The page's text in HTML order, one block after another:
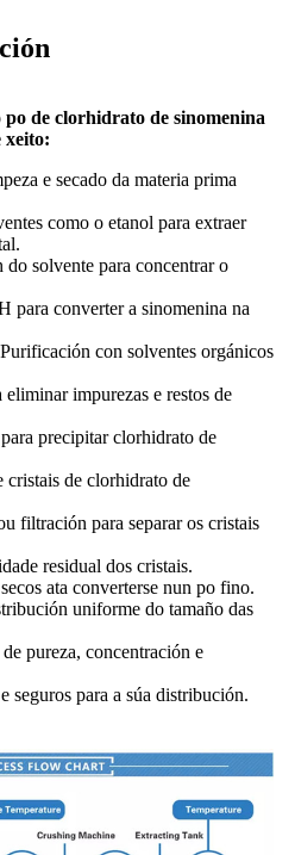
de clorhidrato de sinomenina
xeito:
e secado da materia prima
como o etanol para extraer
do solvente para concentrar o
para converter a sinomenina na
Purificación con solventes orgánicos
impurezas e restos de
precipitar clorhidrato de
cristais de clorhidrato de
filtración para separar os cristais
residual dos cristais.
ata converterse nun po fino.
uniforme do tamaño das
de pureza, concentración e
seguros para a súa distribución.